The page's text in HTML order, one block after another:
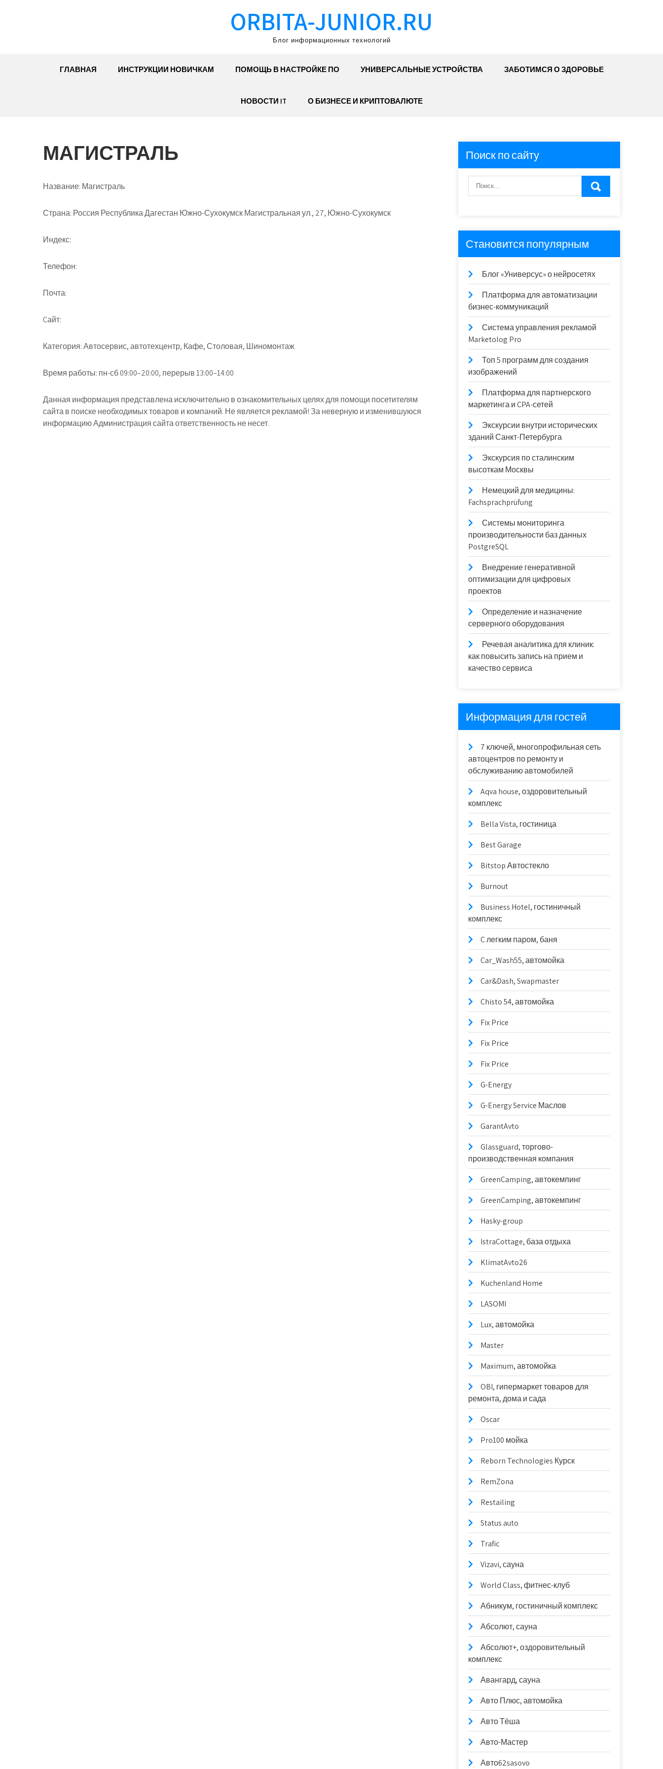
ORBITA-JUNIOR.RU
Блог информационных технологий
ГЛАВНАЯ ИНСТРУКЦИИ НОВИЧКАМ ПОМОЩЬ В НАСТРОЙКЕ ПО УНИВЕРСАЛЬНЫЕ УСТРОЙСТВА ЗАБОТИМСЯ О ЗДОРОВЬЕ
НОВОСТИ IT О БИЗНЕСЕ И КРИПТОВАЛЮТЕ
МАГИСТРАЛЬ
Название: Магистраль
Страна: Россия Республика Дагестан Южно-Сухокумск Магистральная ул., 27, Южно-Сухокумск
Индекс:
Телефон:
Почта:
Cайт:
Категория:Автосервис, автотехцентр, Кафе, Столовая, Шиномонтаж
Время работы: пн-сб 09:00–20:00, перерыв 13:00–14:00
Данная информация представлена исключительно в ознакомительных целях для помощи посетителям
сайта в поиске необходимых товаров и компаний. Не является рекламой! За неверную и изменившуюся
информацию Администрация сайта ответственность не несет.
Поиск по сайту
Становится популярным
Блог «Универсус» о нейросетях
Платформа для автоматизации
бизнес-коммуникаций
Система управления рекламой
Marketolog Pro
Топ 5 программ для создания
изображений
Платформа для партнерского
маркетинга и CPA-сетей
Экскурсии внутри исторических
зданий Санкт-Петербурга
Экскурсия по сталинским
высоткам Москвы
Немецкий для медицины:
Fachsprachprüfung
Системы мониторинга
производительности баз данных
PostgreSQL
Внедрение генеративной
оптимизации для цифровых
проектов
Определение и назначение
серверного оборудования
Речевая аналитика для клиник:
как повысить запись на прием и
качество сервиса
Информация для гостей
7 ключей, многопрофильная сеть
автоцентров по ремонту и
обслуживанию автомобилей
Aqva house, оздоровительный
комплекс
Bella Vista, гостиница
Best Garage
Bitstop Автостекло
Burnout
Business Hotel, гостиничный
комплекс
C легким паром, баня
Car_Wash55, автомойка
Car&Dash, Swapmaster
Chisto 54, автомойка
Fix Price
Fix Price
Fix Price
G-Energy
G-Energy Service Маслов
GarantAvto
Glassguard, торгово-
производственная компания
GreenCamping, автокемпинг
GreenCamping, автокемпинг
Hasky-group
IstraCottage, база отдыха
KlimatAvto26
Kuchenland Home
LASOMI
Lux, автомойка
Master
Maximum, автомойка
OBI, гипермаркет товаров для
ремонта, дома и сада
Oscar
Pro100 мойка
Reborn Technologies Курск
RemZona
Restailing
Status auto
Trafic
Vizavi, сауна
World Class, фитнес-клуб
Абникум, гостиничный комплекс
Абсолют, сауна
Абсолют+, оздоровительный
комплекс
Авангард, сауна
Авто Плюс, автомойка
Авто Тёша
Авто-Мастер
Авто62sasovo